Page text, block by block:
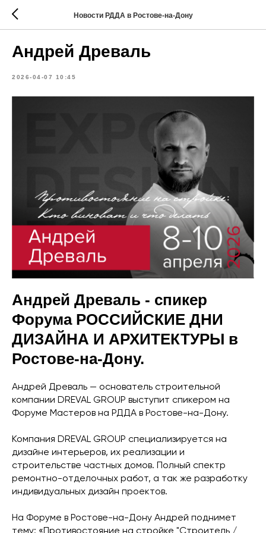
Новости РДДА в Ростове-на-Дону
Андрей Древаль
2026-04-07 10:45
Андрей Древаль - спикер
Форума РОССИЙСКИЕ ДНИ
ДИЗАЙНА И АРХИТЕКТУРЫ в
Ростове-на-Дону.
Андрей Древаль — основатель строительной
компании DREVAL GROUP выступит спикером на
Форуме Мастеров на РДДА в Ростове-на-Дону.
Компания DREVAL GROUP специализируется на
дизайне интерьеров, их реализации и
строительстве частных домов. Полный спектр
ремонтно-отделочных работ, а так же разработку
индивидуальных дизайн проектов.
На Форуме в Ростове-на-Дону Андрей поднимет
тему: «Противостояние на стройке "Строитель /